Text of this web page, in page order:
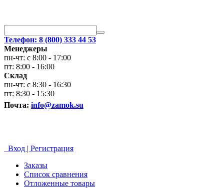
Телефон: 8 (800) 333 44 53
Менеджеры
пн-чт: с 8:00 - 17:00
пт: 8:00 - 16:00
Склад
пн-чт: с 8:30 - 16:30
пт: 8:30 - 15:30
Почта: info@zamok.su
Вход | Регистрация
Заказы
Список сравнения
Отложенные товары